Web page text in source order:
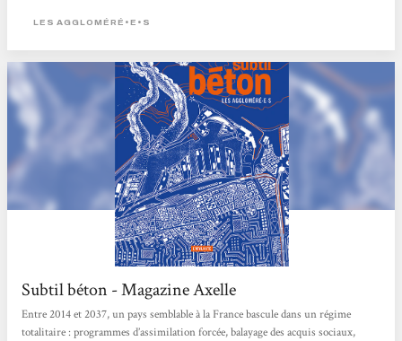
LES AGGLOMÉRÉ•E•S
Subtil béton - Magazine Axelle
Entre 2014 et 2037, un pays semblable à la France bascule dans un régime
totalitaire : programmes d’assimilation forcée, balayage des acquis sociaux,